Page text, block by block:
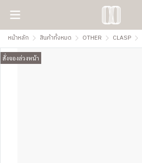
หน้าหลัก สินค้าทั้งหมด OTHER CLASP
สั่งจองล่วงหน้า